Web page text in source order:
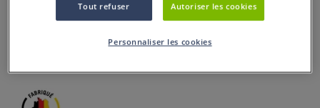
Plumes d'oie pour bricolages divers, teintées avec des
Tout refuser Autoriser les cookies
Personnaliser les cookies